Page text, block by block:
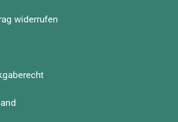
widerrufen